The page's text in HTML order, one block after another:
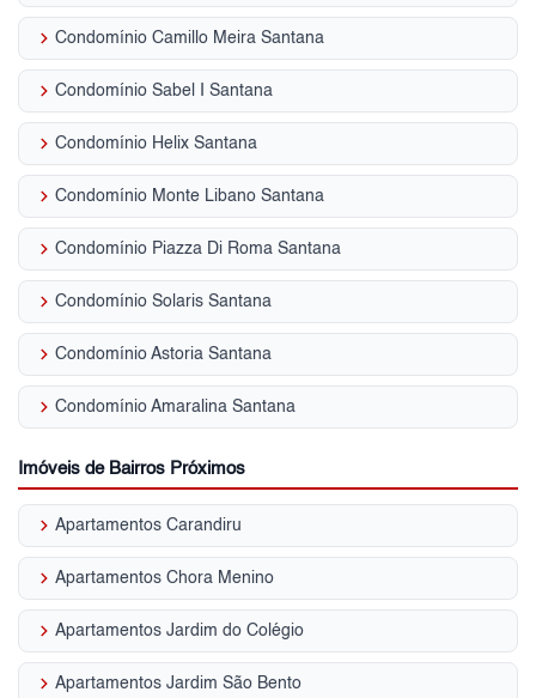
keyboard_arrow_right Condomínio Camillo Meira Santana
keyboard_arrow_right Condomínio Sabel I Santana
keyboard_arrow_right Condomínio Helix Santana
keyboard_arrow_right Condomínio Monte Libano Santana
keyboard_arrow_right Condomínio Piazza Di Roma Santana
keyboard_arrow_right Condomínio Solaris Santana
keyboard_arrow_right Condomínio Astoria Santana
keyboard_arrow_right Condomínio Amaralina Santana
Imóveis de Bairros Próximos
keyboard_arrow_right Apartamentos Carandiru
keyboard_arrow_right Apartamentos Chora Menino
keyboard_arrow_right Apartamentos Jardim do Colégio
keyboard_arrow_right Apartamentos Jardim São Bento